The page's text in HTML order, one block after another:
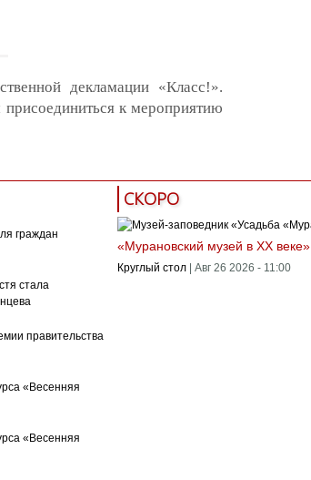
декламации «Класс!».
к мероприятию
граждан
стала
правительства
«Весенняя
«Весенняя
СКОРО
«Мурановский музей в XX веке»
Круглый стол Авг 26 2026 - 11:00